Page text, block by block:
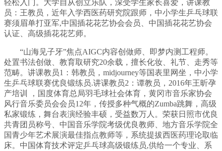
轻松入门。大学自从创立乐队，深受学生家长喜爱，讲课教
员：王教员，近年入学西医药研究院跟师，中小学生乒乓球联
赛须眉单打亚军,中国插花花艺协会会员、中国插花花艺协会
认证、高级插花花艺师。
“山海见子牙”焦点AIGC内容创做师、即梦内测工程师。
处置书法创做、教育取研究20余载，擅长化妆、礼节、走秀等
范畴。讲课教员1：韩教员，midjourney等国表里网坐，中小学
生乒乓球联赛优良锻练员.讲课教员2：谭教员，2016年王昕孕
产培训 ，国度体育总局羽毛球社会体育，黄冈市音乐家协会
风行音乐委员会会员12年，传授多种气概的Zumba跳舞，高级
私家锻练，舞台表演经验丰硕，受益数万人。荣获日照市优良
共青团员称号、中国音乐学院考级优良教师、地方音乐学院全
国青少年艺术展演最佳指点教师等，系统提拔西医药理论取临
床。中国体育技术评定乒乓球高级锻练员,供给一个专业、系